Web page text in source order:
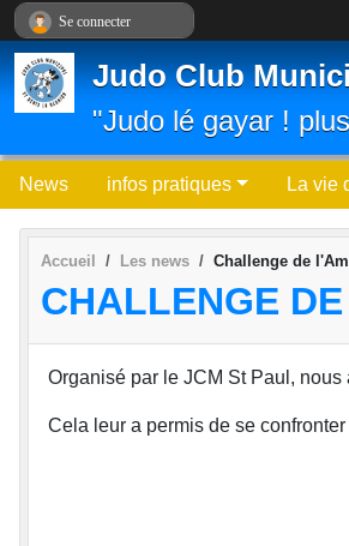
Judo Club
"Judo lé gayar !
News infos pratiques La vie
Accueil Les news Challenge de
CHALLENGE
Organisé par le JCM St Paul,
Cela leur a permis de se
Se connecter
Panneau de gestion des cookies